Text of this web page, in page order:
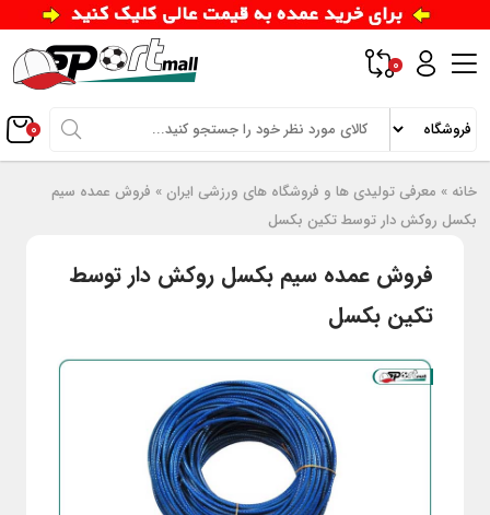
0
0
خانه » معرفی تولیدی ها و فروشگاه های ورزشی ایران» فروش عمده سیم
بکسل روکش دار توسط تکین بکسل
فروش عمده سیم بکسل روکش دار توسط
تکین بکسل